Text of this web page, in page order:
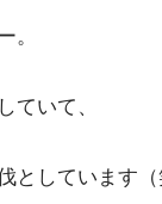
。
ていて、
としています